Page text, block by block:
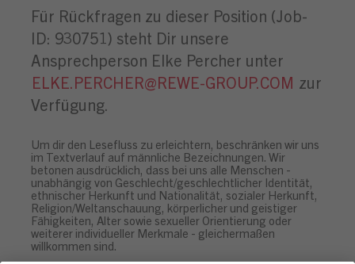
Für Rückfragen zu dieser Position (Job-
ID: 930751) steht Dir unsere
Ansprechperson Elke Percher unter
ELKE.PERCHER@REWE-GROUP.COM zur
Verfügung.
Um dir den Lesefluss zu erleichtern, beschränken wir uns
im Textverlauf auf männliche Bezeichnungen. Wir
betonen ausdrücklich, dass bei uns alle Menschen -
unabhängig von Geschlecht/geschlechtlicher Identität,
ethnischer Herkunft und Nationalität, sozialer Herkunft,
Religion/Weltanschauung, körperlicher und geistiger
Fähigkeiten, Alter sowie sexueller Orientierung oder
weiterer individueller Merkmale - gleichermaßen
willkommen sind.